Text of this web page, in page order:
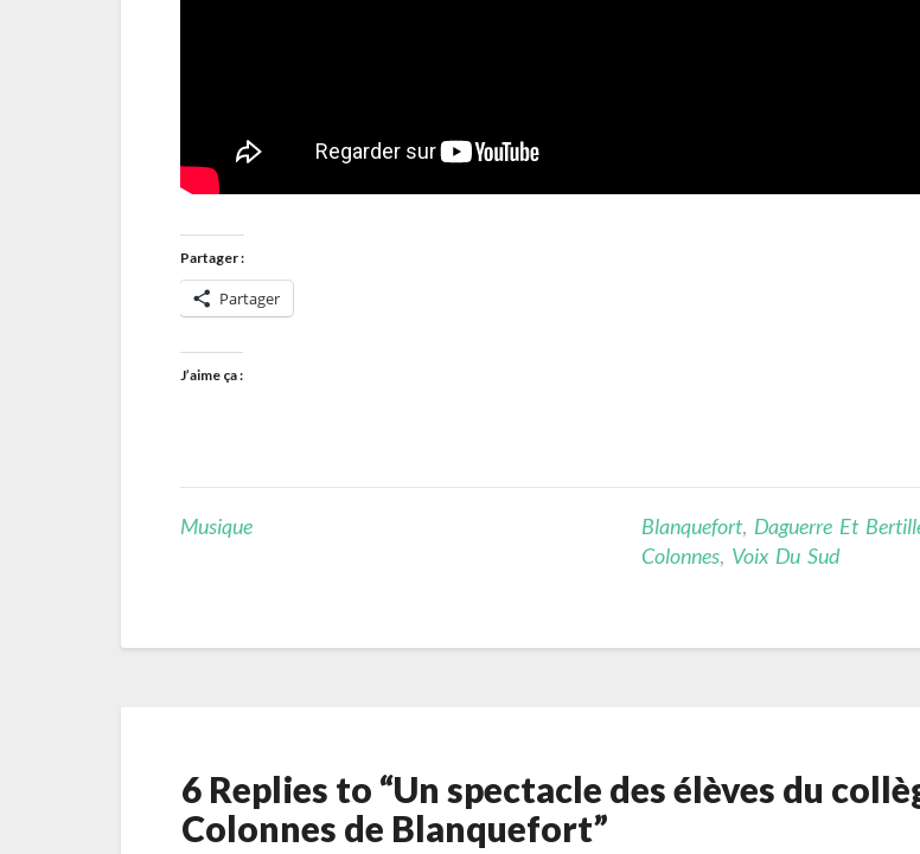
Partager :
Partager
J’aime ça :
Musique Blanquefort, Daguerre Et
Colonnes, Voix Du Sud
6 Replies to “Un spectacle des élèves du
Colonnes de Blanquefort”